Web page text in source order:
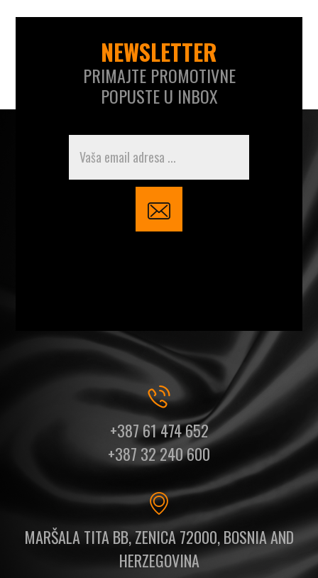
NEWSLETTER
PRIMAJTE PROMOTIVNE
POPUSTE U INBOX
+387 61 474 652
+387 32 240 600
MARŠALA TITA BB, ZENICA 72000, BOSNIA AND
HERZEGOVINA